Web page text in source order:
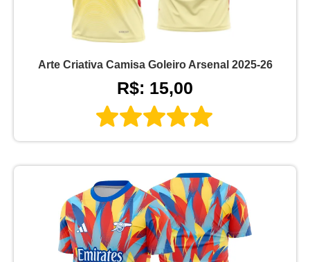
Arte Criativa Camisa Goleiro Arsenal 2025-26
R$: 15,00